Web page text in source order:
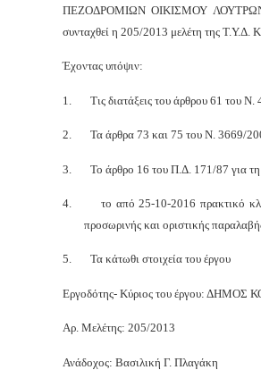
ΠΕΖΟΔΡΟΜΙΩΝ ΟΙΚΙΣΜΟΥ ΛΟΥΤΡΩΝ
συνταχθεί η 205/2013 μελέτη της Τ.Υ.Δ.
Έχοντας υπόψιν:
1. Τις διατάξεις του άρθρου 61 του
2. Τα άρθρα 73 και 75 του Ν. 3669/
3. Το άρθρο 16 του Π.Δ. 171/87 για
4.
το από 25-10-2016 πρακτικό
προσωρινής και οριστικής
5. Τα κάτωθι στοιχεία του έργου
Εργοδότης- Κύριος του έργου: ΔΗΜΟΣ
Αρ. Μελέτης: 205/2013
Ανάδοχος: Βασιλική Γ. Πλαγάκη